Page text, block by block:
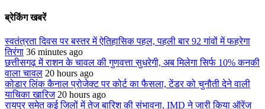
ब्रेकिंग खबरें
स्वतंत्रता दिवस पर बस्तर में ऐतिहासिक पहल, पहली बार 92 गांवों में फहरेगा
तिरंगा 36 minutes ago
छत्तीसगढ़ में राशन के चावल की गुणवत्ता सुधरेगी, अब मिलेगा सिर्फ 10% कनकी
वाला चावल 20 hours ago
कोडार लिंक कैनाल प्रोजेक्ट पर कोर्ट का फैसला, टेंडर को चुनौती देने वाली
याचिका खारिज 20 hours ago
रायपुर समेत कई जिलों में तेज बारिश की संभावना, IMD ने जारी किया ऑरेंज